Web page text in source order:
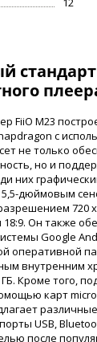
FiiO M23
с
не только
но и
них
дюймовым
720
Он также
Google
оперативной
внутренним
Кроме того,
карт
USB,
после